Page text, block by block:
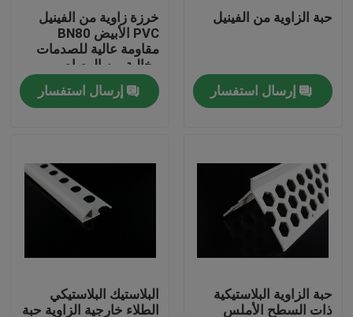
جولة في المعمل
اتصل بنا
اطلب اقتباس
الوسائط المرشحة MBBR
MBBR بيو ميديا
حبة الزاوية من الفينيل
إرسال استفسار
خرزة زاوية من الفينيل
PVC الأبيض BN80
مقاومة عالية للصدمات
وخالية من الرصاص
إرسال استفسار
حبة الزاوية البلاستيكية
ذات السطح الأملس
البلاستيك البلاستيكي
الطلاء خارجية الزاوية حبة